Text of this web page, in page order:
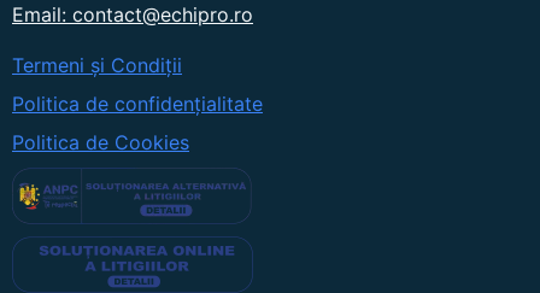
Email: contact@echipro.ro
Termeni și Condiții
Politica de confidențialitate
Politica de Cookies